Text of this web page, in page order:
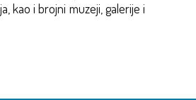
kao i brojni muzeji, galerije i